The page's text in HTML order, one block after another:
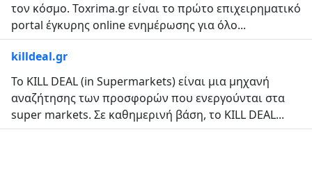
τον κόσμο. Toxrima.gr είναι το πρώτο επιχειρηματικό
portal έγκυρης online ενημέρωσης για όλο...
killdeal.gr
To KILL DEAL (in Supermarkets) είναι μια μηχανή
αναζήτησης των προσφορών που ενεργούνται στα
super markets. Σε καθημερινή βάση, το KILL DEAL...